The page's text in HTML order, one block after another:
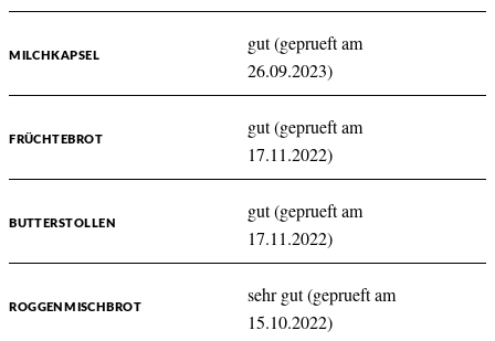
MILCHKAPSEL
gut (geprueft am
26.09.2023)
FRÜCHTEBROT
gut (geprueft am
17.11.2022)
BUTTERSTOLLEN
gut (geprueft am
17.11.2022)
ROGGENMISCHBROT
sehr gut (geprueft am
15.10.2022)